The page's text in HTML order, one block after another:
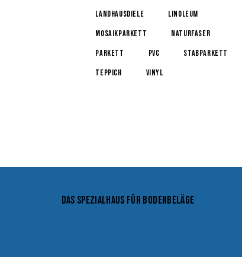
Landhausdiele
linoleum
Mosaikparkett
naturfaser
parkett
pvc
Stabparkett
teppich
vinyl
DAS SPEZIALHAUS FÜR BODENBELÄGE